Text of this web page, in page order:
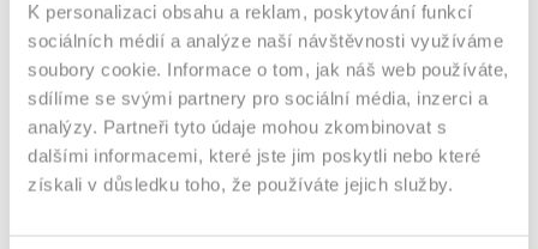
K personalizaci obsahu a reklam, poskytování funkcí
sociálních médií a analýze naší návštěvnosti využíváme
soubory cookie. Informace o tom, jak náš web používáte,
sdílíme se svými partnery pro sociální média, inzerci a
analýzy. Partneři tyto údaje mohou zkombinovat s
dalšími informacemi, které jste jim poskytli nebo které
získali v důsledku toho, že používáte jejich služby.